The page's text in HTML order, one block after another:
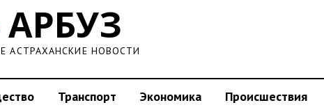
АРБУЗ
АСТРАХАНСКИЕ НОВОСТИ
Транспорт Экономика Происшествия